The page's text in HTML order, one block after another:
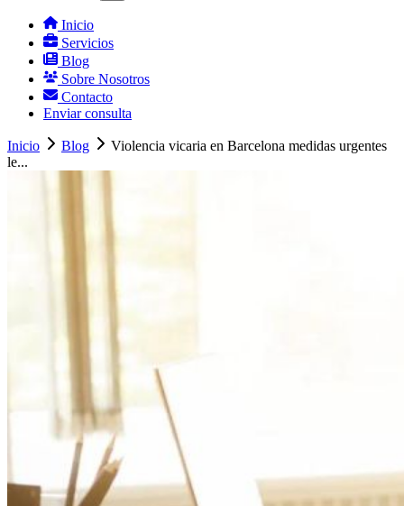
Inicio
Servicios
Blog
Sobre Nosotros
Contacto
Enviar consulta
Inicio Blog
Violencia vicaria en Barcelona medidas urgentes
le...